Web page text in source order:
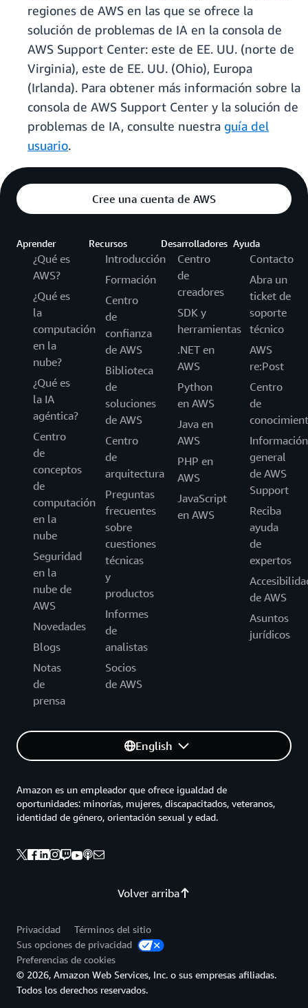
regiones de AWS en las que se ofrece la
solución de problemas de IA en la consola de
AWS Support Center: este de EE. UU. (norte de
Virginia), este de EE. UU. (Ohio), Europa
(Irlanda). Para obtener más información sobre la
consola de AWS Support Center y la solución de
problemas de IA, consulte nuestra guía del
usuario.
Cree una cuenta de AWS
Aprender
¿Qué es
AWS?
¿Qué es
la
computación
en la
nube?
¿Qué es
la IA
agéntica?
Centro
de
conceptos
de
computación
en la
nube
Seguridad
en la
nube de
AWS
Novedades
Blogs
Notas
de
prensa
Recursos
Introducción
Formación
Centro
de
confianza
de AWS
Biblioteca
de
soluciones
de AWS
Centro
de
arquitectura
Preguntas
frecuentes
sobre
cuestiones
técnicas
y
productos
Informes
de
analistas
Socios
de AWS
Desarrolladores
Centro
de
creadores
SDK y
herramientas
.NET en
AWS
Python
en AWS
Java en
AWS
PHP en
AWS
JavaScript
en AWS
Ayuda
Contacto
Abra un
ticket de
soporte
técnico
AWS
re:Post
Centro
de
Información
general
de AWS
Support
Reciba
ayuda
de
expertos
de AWS
Asuntos
jurídicos
English
Volver arriba
Amazon es un empleador que ofrece igualdad de
oportunidades: minorías, mujeres, discapacitados, veteranos,
identidad de género, orientación sexual y edad.
Privacidad
Términos del sitio
Sus opciones de privacidad
Preferencias de cookies
© 2026, Amazon Web Services, Inc. o sus empresas afiliadas.
Todos los derechos reservados.